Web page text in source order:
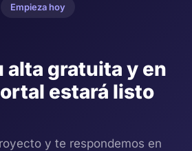
Empieza hoy
alta gratuita y en
estará listo
y te respondemos en